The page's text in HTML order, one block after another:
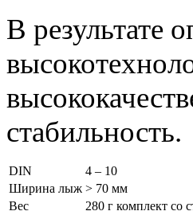
В результате
стабильность.
DIN
4 – 10
Ширина лыж > 70 мм
Вес
280 г комплект со